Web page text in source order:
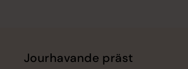
Jourhavande präst